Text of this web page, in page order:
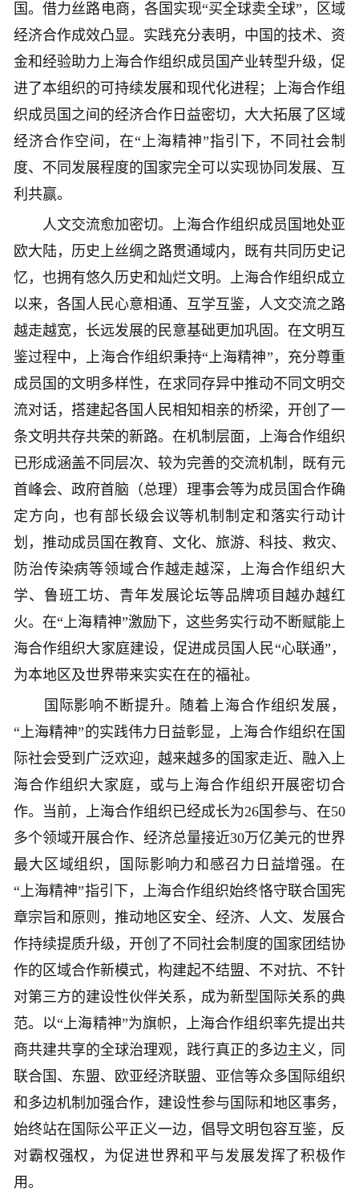
国。借力丝路电商，各国实现“买全球卖全球”，区域
经济合作成效凸显。实践充分表明，中国的技术、资
金和经验助力上海合作组织成员国产业转型升级，促
进了本组织的可持续发展和现代化进程；上海合作组
织成员国之间的经济合作日益密切，大大拓展了区域
经济合作空间，在“上海精神”指引下，不同社会制
度、不同发展程度的国家完全可以实现协同发展、互
利共赢。
人文交流愈加密切。上海合作组织成员国地处亚
欧大陆，历史上丝绸之路贯通域内，既有共同历史记
忆，也拥有悠久历史和灿烂文明。上海合作组织成立
以来，各国人民心意相通、互学互鉴，人文交流之路
越走越宽，长远发展的民意基础更加巩固。在文明互
鉴过程中，上海合作组织秉持“上海精神”，充分尊重
成员国的文明多样性，在求同存异中推动不同文明交
流对话，搭建起各国人民相知相亲的桥梁，开创了一
条文明共存共荣的新路。在机制层面，上海合作组织
已形成涵盖不同层次、较为完善的交流机制，既有元
首峰会、政府首脑（总理）理事会等为成员国合作确
定方向，也有部长级会议等机制制定和落实行动计
划，推动成员国在教育、文化、旅游、科技、救灾、
防治传染病等领域合作越走越深，上海合作组织大
学、鲁班工坊、青年发展论坛等品牌项目越办越红
火。在“上海精神”激励下，这些务实行动不断赋能上
海合作组织大家庭建设，促进成员国人民“心联通”，
为本地区及世界带来实实在在的福祉。
国际影响不断提升。随着上海合作组织发展，
“上海精神”的实践伟力日益彰显，上海合作组织在国
际社会受到广泛欢迎，越来越多的国家走近、融入上
海合作组织大家庭，或与上海合作组织开展密切合
作。当前，上海合作组织已经成长为26国参与、在50
多个领域开展合作、经济总量接近30万亿美元的世界
最大区域组织，国际影响力和感召力日益增强。在
“上海精神”指引下，上海合作组织始终恪守联合国宪
章宗旨和原则，推动地区安全、经济、人文、发展合
作持续提质升级，开创了不同社会制度的国家团结协
作的区域合作新模式，构建起不结盟、不对抗、不针
对第三方的建设性伙伴关系，成为新型国际关系的典
范。以“上海精神”为旗帜，上海合作组织率先提出共
商共建共享的全球治理观，践行真正的多边主义，同
联合国、东盟、欧亚经济联盟、亚信等众多国际组织
和多边机制加强合作，建设性参与国际和地区事务，
始终站在国际公平正义一边，倡导文明包容互鉴，反
对霸权强权，为促进世界和平与发展发挥了积极作
用。